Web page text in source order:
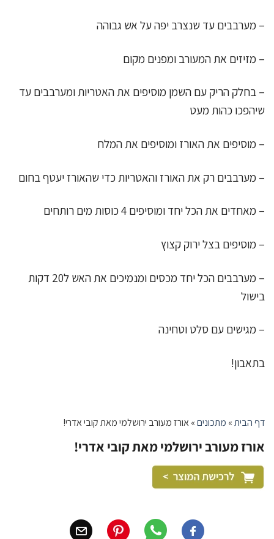
– מערבבים עד שנצרב יפה על אש גבוהה
– מזיזים את המעורב ומפנים מקום
– בחלק הריק עם השמן מוסיפים את האטריות ומערבבים עד
שיהפכו כהות מעט
– מוסיפים את האורז ומוסיפים את המלח
– מערבבים רק את האורז והאטריות כדי שהאורז יעטף בחום
– מאחדים את הכל יחד ומוסיפים 4 כוסות מים רותחים
– מוסיפים בצל ירוק קצוץ
– מערבבים הכל יחד מכסים ומנמיכים את האש ל20 דקות
בישול
– מגישים עם סלט וטחינה
בתאבון!
דף הבית» מתכונים»אורז מעורב ירושלמי מאת קובי אדרי!
אורז מעורב ירושלמי מאת קובי אדרי!